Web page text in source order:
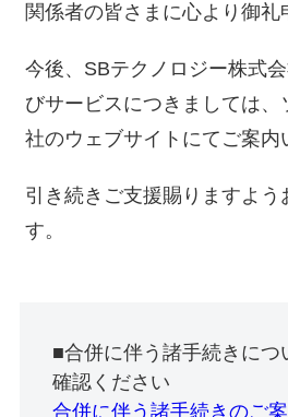
関係者の皆さまに心より御礼
今後、SBテクノロジー株式
びサービスにつきましては、
社のウェブサイトにてご案内
引き続きご支援賜りますよう
す。
■合併に伴う諸手続きにつ
確認ください
合併に伴う諸手続きのご